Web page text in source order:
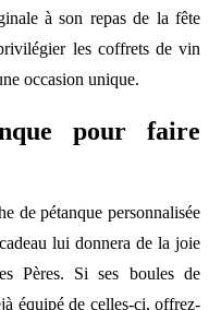
à son repas de la fête
les coffrets de vin
occasion unique.
pour faire
de pétanque personnalisée
lui donnera de la joie
Pères. Si ses boules de
équipé de celles-ci, offrez-